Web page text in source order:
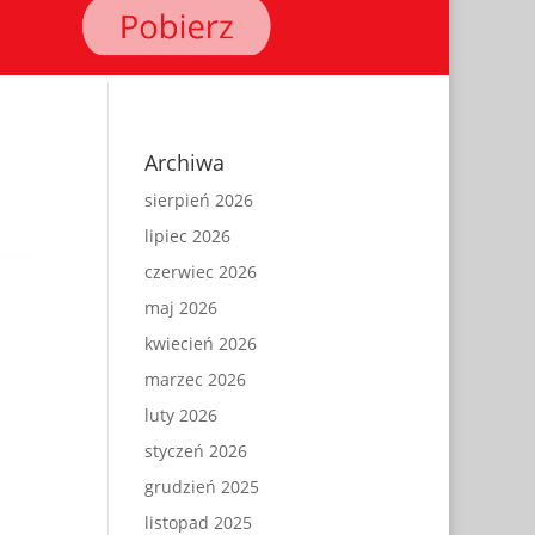
Archiwa
sierpień 2026
lipiec 2026
czerwiec 2026
maj 2026
kwiecień 2026
marzec 2026
luty 2026
styczeń 2026
grudzień 2025
listopad 2025